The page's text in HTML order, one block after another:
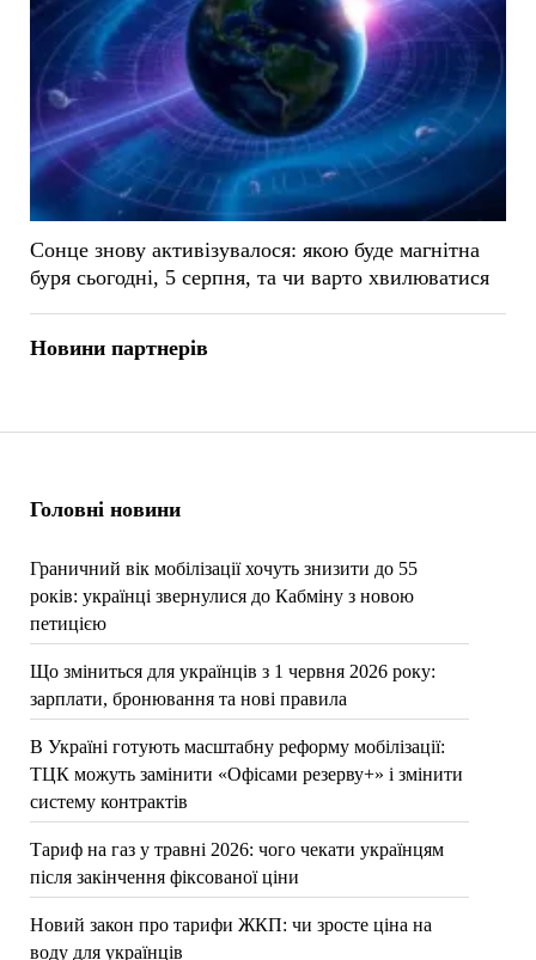
Головні новини
Граничний вік мобілізації хочуть знизити до 55
років: українці звернулися до Кабміну з новою
петицією
Що зміниться для українців з 1 червня 2026 року:
зарплати, бронювання та нові правила
В Україні готують масштабну реформу мобілізації:
ТЦК можуть замінити «Офісами резерву+» і змінити
систему контрактів
Тариф на газ у травні 2026: чого чекати українцям
після закінчення фіксованої ціни
Новий закон про тарифи ЖКП: чи зросте ціна на
воду для українців
Сонце знову активізувалося: якою буде магнітна
буря сьогодні, 5 серпня, та чи варто хвилюватися
Новини партнерів